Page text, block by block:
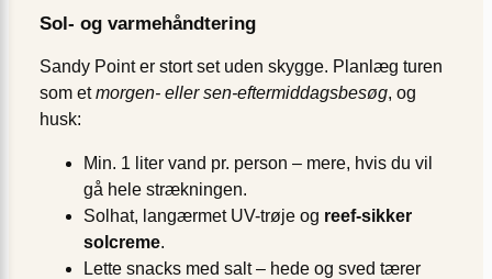
Sol- og varmehåndtering
Sandy Point er stort set uden skygge. Planlæg turen
som etmorgen- eller sen-eftermiddagsbesøg, og
husk:
Min. 1 liter vand pr. person – mere, hvis du vil
gå hele strækningen.
Solhat, langærmet UV-trøje og reef-sikker
solcreme.
Lette snacks med salt – hede og sved tærer